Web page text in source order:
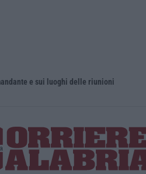
e sui luoghi delle riunioni